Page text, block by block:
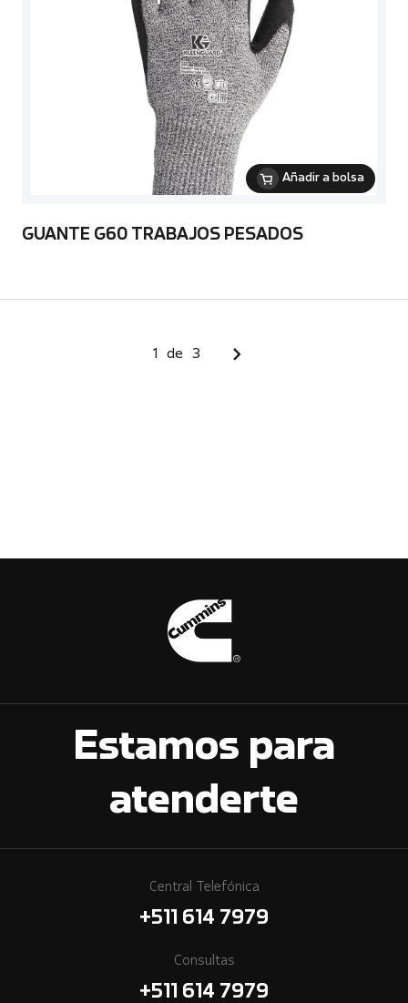
Añadir a bolsa
GUANTE G60 TRABAJOS PESADOS
1 de 3
Estamos para
atenderte
Central Telefónica
+511 614 7979
Consultas
+511 614 7979